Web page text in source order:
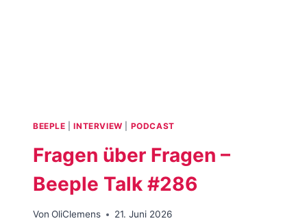
BEEPLE |INTERVIEW PODCAST
Fragen über Fragen –
Beeple Talk #286
Von OliClemens 21. Juni 2026